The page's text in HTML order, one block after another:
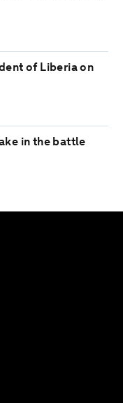
of Liberia on
in the battle